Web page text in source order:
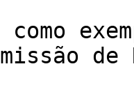
como